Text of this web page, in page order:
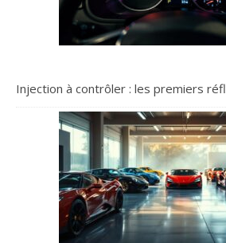
Injection à contrôler : les premiers